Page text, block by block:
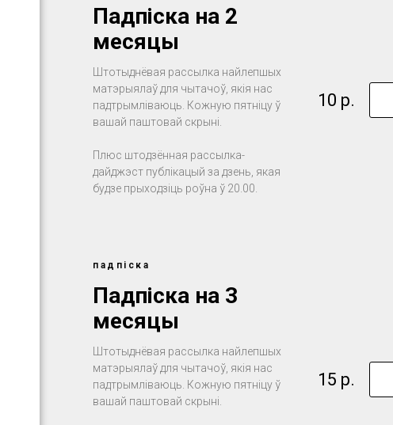
Падпіска на 2
месяцы
Штотыднёвая рассылка найлепшых
матэрыялаў для чытачоў, якія нас
падтрымліваюць. Кожную пятніцу ў
вашай паштовай скрыні.
Плюс штодзённая рассылка-
дайджэст публікацый за дзень, якая
будзе прыходзіць роўна ў 20.00.
10 р.
падпіска
Падпіска на 3
месяцы
Штотыднёвая рассылка найлепшых
матэрыялаў для чытачоў, якія нас
падтрымліваюць. Кожную пятніцу ў
вашай паштовай скрыні.
15 р.